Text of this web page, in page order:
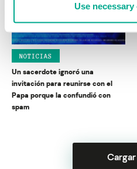
Use
NOTICIAS
Un sacerdote ignoró una
invitación para reunirse con el
Papa porque la confundió con
spam